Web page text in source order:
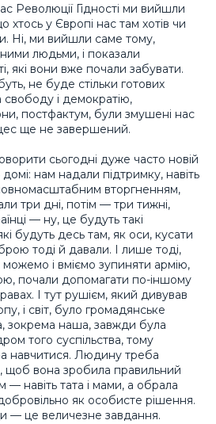
Революції Гідності ми вийшли
у Європі нас там хотів чи
Ні, ми вийшли саме тому,
людьми, і показали
які вони вже почали забувати.
не буде стільки готових
свободу і демократію,
постфактум, були змушені нас
ще не завершений.
сьогодні дуже часто новій
домі: нам надали підтримку, навіть
вторгненням,
три дні, потім — три тижні,
— ну, це будуть такі
будуть десь там, як оси, кусати
тоді й давали. І лише тоді,
і вміємо зупиняти армію,
почали допомагати по-іншому
І тут рушієм, який дивував
і світ, було громадянське
зокрема наша, завжди була
того суспільства, тому
навчитися. Людину треба
щоб вона зробила правильний
— навіть тата і мами, а обрала
як особисте рішення.
— це величезне завдання.